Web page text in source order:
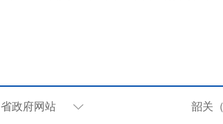
省政府网站 韶关